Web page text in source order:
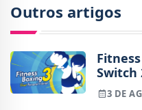
Outros artigos
Switch
fora
3 DE